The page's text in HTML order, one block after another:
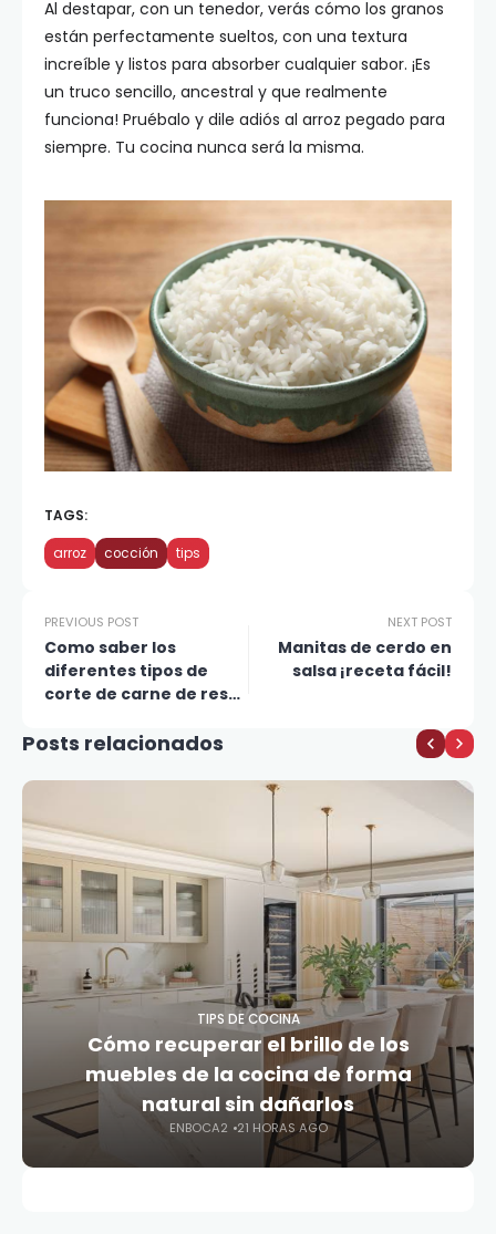
Al destapar, con un tenedor, verás cómo los granos
están perfectamente sueltos, con una textura
increíble y listos para absorber cualquier sabor. ¡Es
un truco sencillo, ancestral y que realmente
funciona! Pruébalo y dile adiós al arroz pegado para
siempre. Tu cocina nunca será la misma.
TAGS:
arroz cocción tips
PREVIOUS POST
Como saber los
diferentes tipos de
corte de carne de res
engañen
NEXT POST
Manitas de cerdo en
salsa ¡receta fácil!
Posts relacionados
TIPS DE COCINA
Cómo recuperar el brillo de los
muebles de la cocina de forma
natural sin dañarlos
ENBOCA2 21 HORAS AGO